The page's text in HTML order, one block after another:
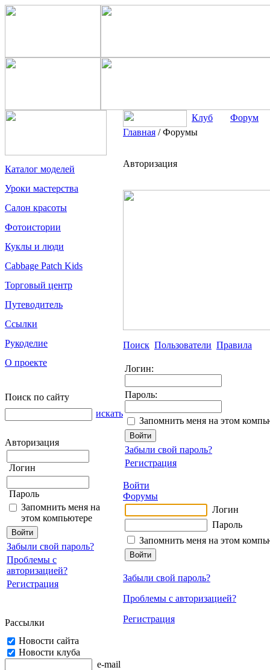
Каталог моделей
Уроки мастерства
Салон красоты
Фотоистории
Куклы и люди
Cabbage Patch Kids
Торговый центр
Путеводитель
Ссылки
Рукоделие
О проекте
Поиск по сайту
искать
Авторизация
Логин
Пароль
Запомнить меня на
этом компьютере
Забыли свой пароль?
Проблемы с
авторизацией?
Регистрация
Рассылки
Новости сайта
Новости клуба
e-mail
Клуб
Форум
Главная /Форумы
Авторизация
Поиск Пользователи Правила
Логин:
Пароль:
Запомнить меня на этом
Забыли свой пароль?
Регистрация
Войти
Форумы
Логин
Пароль
Запомнить меня на этом
Забыли свой пароль?
Проблемы с авторизацией?
Регистрация